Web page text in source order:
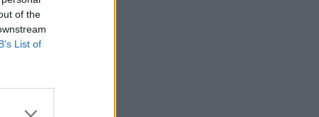
of the
List of